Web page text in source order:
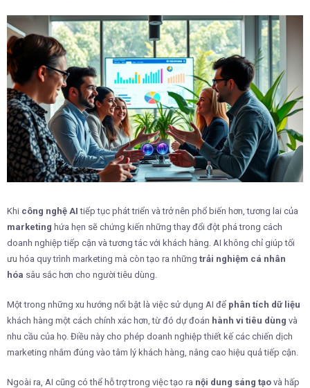
Khi công nghệ AI tiếp tục phát triển và trở nên phổ biến hơn, tương lai của
marketing hứa hẹn sẽ chứng kiến những thay đổi đột phá trong cách
doanh nghiệp tiếp cận và tương tác với khách hàng. AI không chỉ giúp tối
ưu hóa quy trình marketing mà còn tạo ra những trải nghiệm cá nhân
hóa sâu sắc hơn cho người tiêu dùng.
Một trong những xu hướng nổi bật là việc sử dụng AI để phân tích dữ liệu
khách hàng một cách chính xác hơn, từ đó dự đoán hành vi tiêu dùng và
nhu cầu của họ. Điều này cho phép doanh nghiệp thiết kế các chiến dịch
marketing nhắm đúng vào tâm lý khách hàng, nâng cao hiệu quả tiếp cận.
Ngoài ra, AI cũng có thể hỗ trợ trong việc tạo ra nội dung sáng tạo và hấp